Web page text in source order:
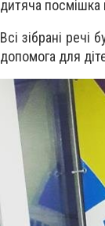
дитяча посмішка
Всі зібрані речі
допомога для